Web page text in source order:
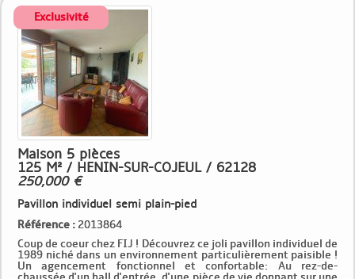
Maison 5 pièces
125 M² / HENIN-SUR-COJEUL / 62128
250,000 €
Pavillon individuel semi plain-pied
Référence : 2013864
Coup de coeur chez FIJ ! Découvrez ce joli pavillon individuel de
1989 niché dans un environnement particulièrement paisible !
Un agencement fonctionnel et confortable: Au rez-de-